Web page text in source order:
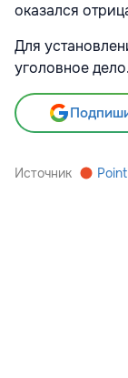
оказался
Для
уголовное дело.
Источник Point